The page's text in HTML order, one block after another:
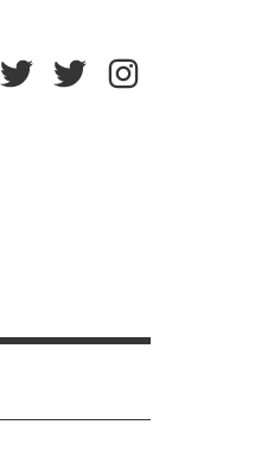
TwitterTwitterInstagram